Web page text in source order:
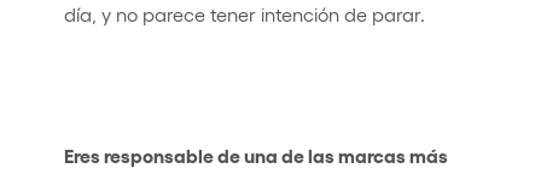
día, y no parece tener intención de parar.
Eres responsable de una de las marcas más